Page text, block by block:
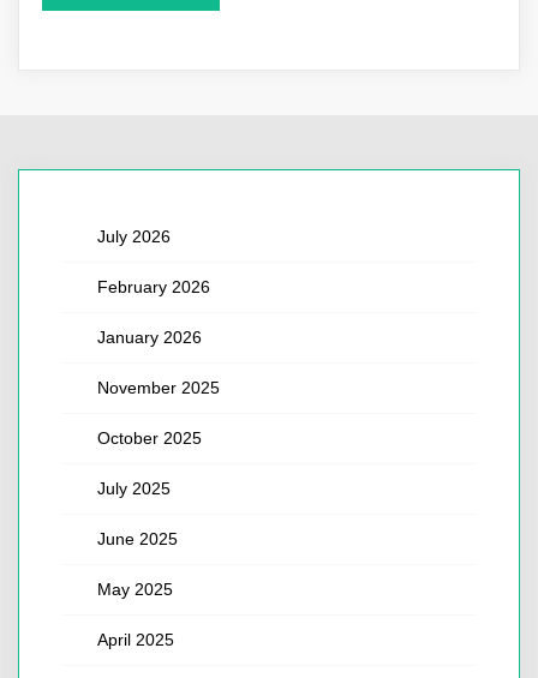
July 2026
February 2026
January 2026
November 2025
October 2025
July 2025
June 2025
May 2025
April 2025